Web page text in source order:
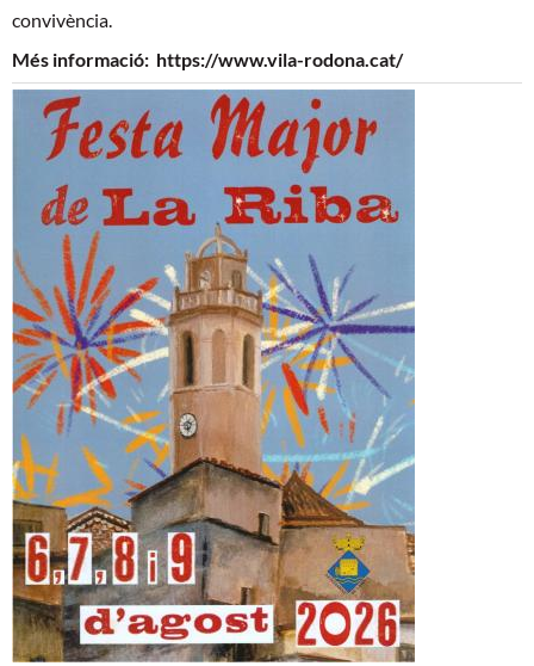
convivència.
Més informació: https://www.vila-rodona.cat/